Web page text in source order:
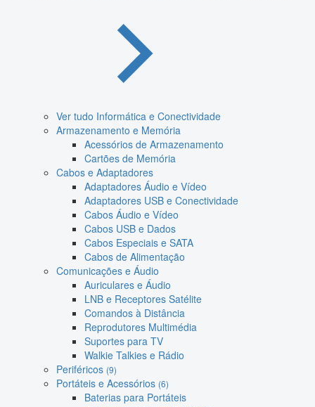
Ver tudo Informática e Conectividade
Armazenamento e Memória
Acessórios de Armazenamento
Cartões de Memória
Cabos e Adaptadores
Adaptadores Áudio e Vídeo
Adaptadores USB e Conectividade
Cabos Áudio e Vídeo
Cabos USB e Dados
Cabos Especiais e SATA
Cabos de Alimentação
Comunicações e Áudio
Auriculares e Áudio
LNB e Receptores Satélite
Comandos à Distância
Reprodutores Multimédia
Suportes para TV
Walkie Talkies e Rádio
Periféricos (9)
Portáteis e Acessórios (6)
Baterias para Portáteis